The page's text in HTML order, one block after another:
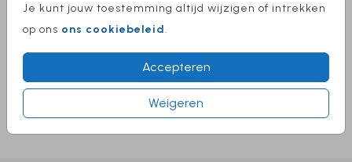
Je kunt jouw toestemming altijd wijzigen of intrekken
op ons ons cookiebeleid.
Accepteren
Weigeren
Omschrijving
Roségouden mini paperclips met hartje (25
stuks). Formaat: 0,9 cm (breedte) x 2 cm
per 25 paperclips